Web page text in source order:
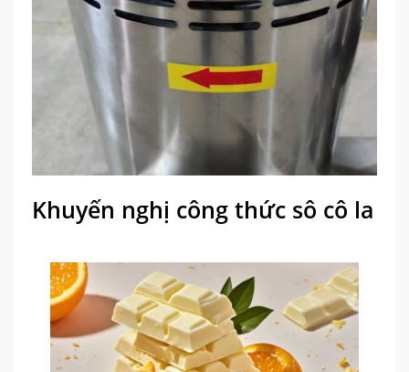
Khuyến nghị công thức sô cô la